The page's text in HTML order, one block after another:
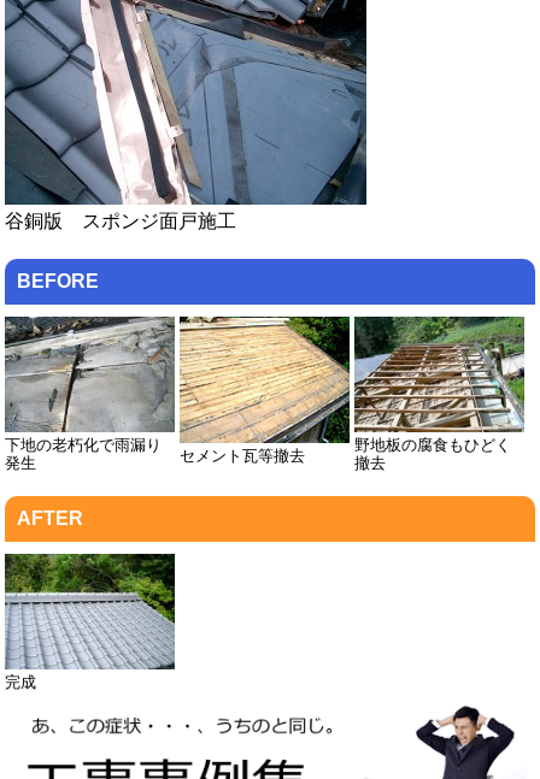
谷銅版 スポンジ面戸施工
BEFORE
下地の老朽化で雨漏り
発生
セメント瓦等撤去
野地板の腐食もひどく
撤去
AFTER
完成